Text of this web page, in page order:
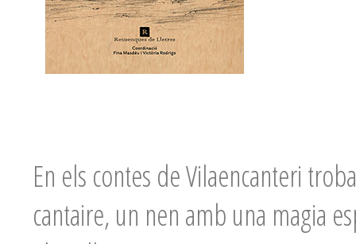
En els contes de Vilaencanteri
cantaire, un nen amb una magia